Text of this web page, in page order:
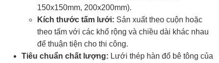
150x150mm, 200x200mm).
Kích thước tấm lưới: Sản xuất theo cuộn hoặc
theo tấm với các khổ rộng và chiều dài khác nhau
để thuận tiện cho thi công.
Tiêu chuẩn chất lượng: Lưới thép hàn đổ bê tông của